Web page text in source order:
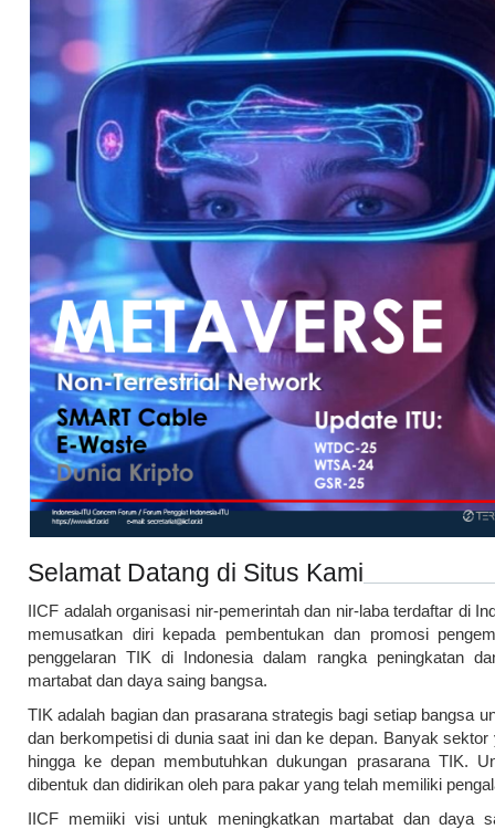
Selamat Datang di Situs Kami
IICF adalah organisasi nir-pemerintah dan nir-laba terdaftar di
memusatkan diri kepada pembentukan dan promosi
penggelaran TIK di Indonesia dalam rangka peningkatan
martabat dan daya saing bangsa.
TIK adalah bagian dan prasarana strategis bagi setiap bangsa
dan berkompetisi di dunia saat ini dan ke depan. Banyak sektor
hingga ke depan membutuhkan dukungan prasarana TIK.
dibentuk dan didirikan oleh para pakar yang telah memiliki
IICF memiiki visi untuk meningkatkan martabat dan daya